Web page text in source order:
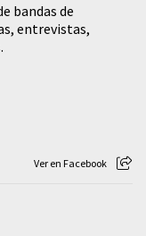
bandas de
entrevistas,
Ver en Facebook